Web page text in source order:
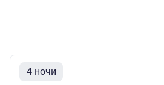
4 ночи